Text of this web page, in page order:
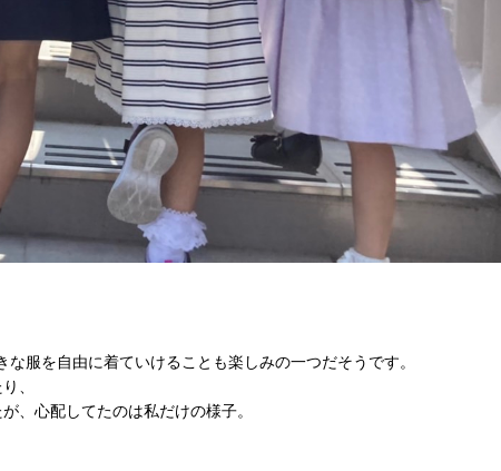
服を自由に着ていけることも楽しみの一つだそうです。
、
、心配してたのは私だけの様子。